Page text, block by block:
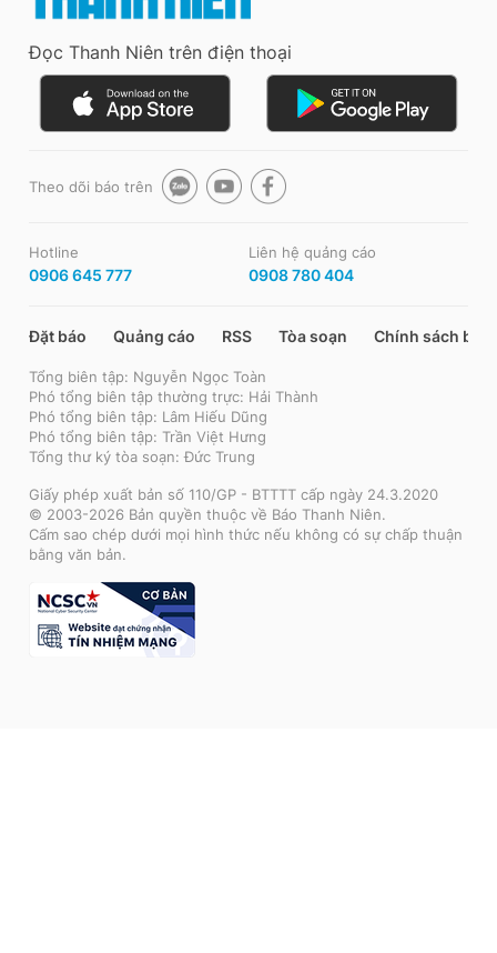
Đọc Thanh Niên trên điện thoại
Theo dõi báo trên
Hotline
0906 645 777
Liên hệ quảng cáo
0908 780 404
Đặt báo Quảng cáo RSS Tòa soạn Chính sách bảo
Tổng biên tập: Nguyễn Ngọc Toàn
Phó tổng biên tập thường trực: Hải Thành
Phó tổng biên tập: Lâm Hiếu Dũng
Phó tổng biên tập: Trần Việt Hưng
Tổng thư ký tòa soạn: Đức Trung
Giấy phép xuất bản số 110/GP - BTTTT cấp ngày 24.3.2020
© 2003-2026 Bản quyền thuộc về Báo Thanh Niên.
Cấm sao chép dưới mọi hình thức nếu không có sự chấp thuận
bằng văn bản.